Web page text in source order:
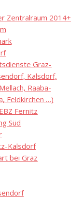
Zentralraum 2014+
Graz-
Kalsdorf,
Raaba-
Feldkirchen …)
Fernitz
Süd
Kalsdorf
bei Graz